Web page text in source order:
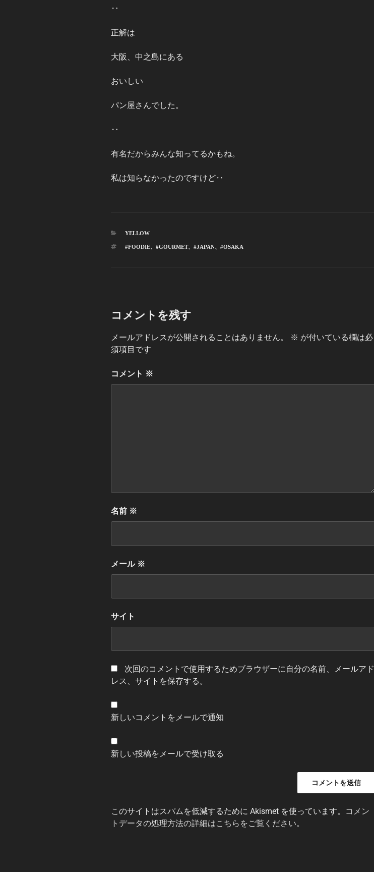
‥
正解は
大阪、中之島にある
おいしい
パン屋さんでした。
‥
有名だからみんな知ってるかもね。
私は知らなかったのですけど‥
カ
ゴ
YELLOW
タ
#FOODIE、 #GOURMET、 #JAPAN、 #OSAKA
コメントを残す
メールアドレスが公開されることはありません。 ※ が付いている欄は必
須項目です
コメント ※
名前 ※
メール ※
サイト
次回のコメントで使用するためブラウザーに自分の名前、メールアド
レス、サイトを保存する。
新しいコメントをメールで通知
新しい投稿をメールで受け取る
このサイトはスパムを低減するために Akismet を使っています。
コメン
トデータの処理方法の詳細はこちらをご覧ください。